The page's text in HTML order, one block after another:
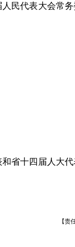
民代表大会常
省十四届人大
【责